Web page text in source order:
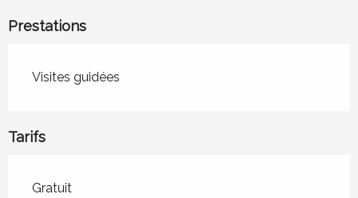
Prestations
Visites guidées
Tarifs
Tarifs 2026
Gratuit